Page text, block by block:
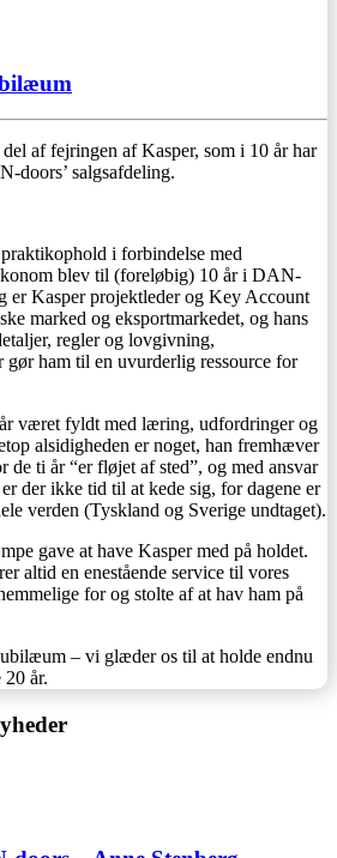
af fejringen af Kasper, som i 10 år har
doors’ salgsafdeling.
i forbindelse med
blev til (foreløbig) 10 år i DAN-
er Kasper projektleder og Key Account
marked og eksportmarkedet, og hans
regler og lovgivning,
gør ham til en uvurderlig ressource for
været fyldt med læring, udfordringer og
alsidigheden er noget, han fremhæver
ti år “er fløjet af sted”, og med ansvar
der ikke tid til at kede sig, for dagene er
verden (Tyskland og Sverige undtaget).
gave at have Kasper med på holdet.
altid en enestående service til vores
for og stolte af at hav ham på
– vi glæder os til at holde endnu
20 år.